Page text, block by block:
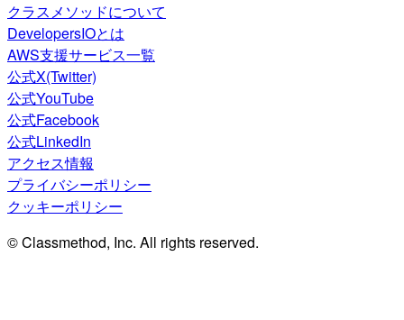
クラスメソッドについて
DevelopersIOとは
AWS支援サービス一覧
公式X(Twitter)
公式YouTube
公式Facebook
公式LinkedIn
アクセス情報
プライバシーポリシー
クッキーポリシー
© Classmethod, Inc. All rights reserved.